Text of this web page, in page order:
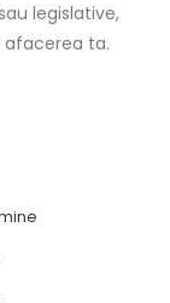
legislative,
afacerea ta.